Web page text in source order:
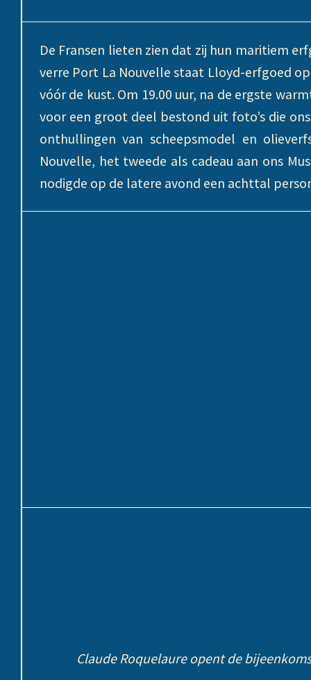
De Fransen lieten zien dat zij hun maritiem
verre Port La Nouvelle staat Lloyd-erfgoed
vóór de kust. Om 19.00 uur, na de ergste
voor een groot deel bestond uit foto’s die
onthullingen van scheepsmodel en
Nouvelle, het tweede als cadeau aan ons
nodigde op de latere avond een achttal
Claude Roquelaure opent de